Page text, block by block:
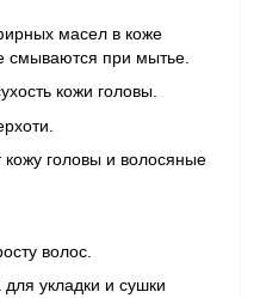
масел в коже
смываются при мытье.
кожи головы.
кожу головы и волосяные
волос.
для укладки и сушки